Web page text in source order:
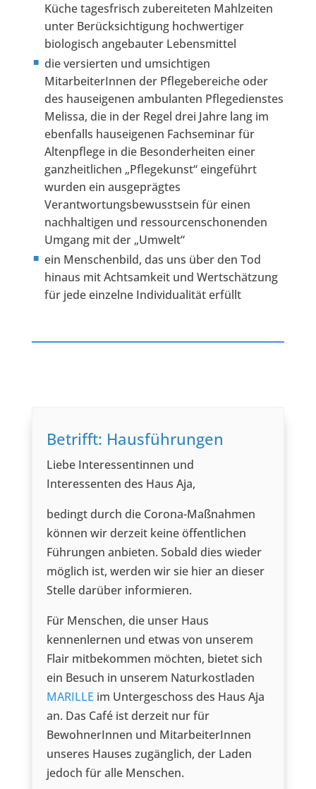
Küche tagesfrisch zubereiteten Mahlzeiten
unter Berücksichtigung hochwertiger
biologisch angebauter Lebensmittel
die versierten und umsichtigen
MitarbeiterInnen der Pflegebereiche oder
des hauseigenen ambulanten Pflegedienstes
Melissa, die in der Regel drei Jahre lang im
ebenfalls hauseigenen Fachseminar für
Altenpflege in die Besonderheiten einer
ganzheitlichen „Pflegekunst“ eingeführt
wurden ein ausgeprägtes
Verantwortungsbewusstsein für einen
nachhaltigen und ressourcenschonenden
Umgang mit der „Umwelt“
ein Menschenbild, das uns über den Tod
hinaus mit Achtsamkeit und Wertschätzung
für jede einzelne Individualität erfüllt
Betrifft: Hausführungen
Liebe Interessentinnen und
Interessenten des Haus Aja,
bedingt durch die Corona-Maßnahmen
können wir derzeit keine öffentlichen
Führungen anbieten. Sobald dies wieder
möglich ist, werden wir sie hier an dieser
Stelle darüber informieren.
Für Menschen, die unser Haus
kennenlernen und etwas von unserem
Flair mitbekommen möchten, bietet sich
ein Besuch in unserem Naturkostladen
MARILLE im Untergeschoss des Haus Aja
an. Das Café ist derzeit nur für
BewohnerInnen und MitarbeiterInnen
unseres Hauses zugänglich, der Laden
jedoch für alle Menschen.